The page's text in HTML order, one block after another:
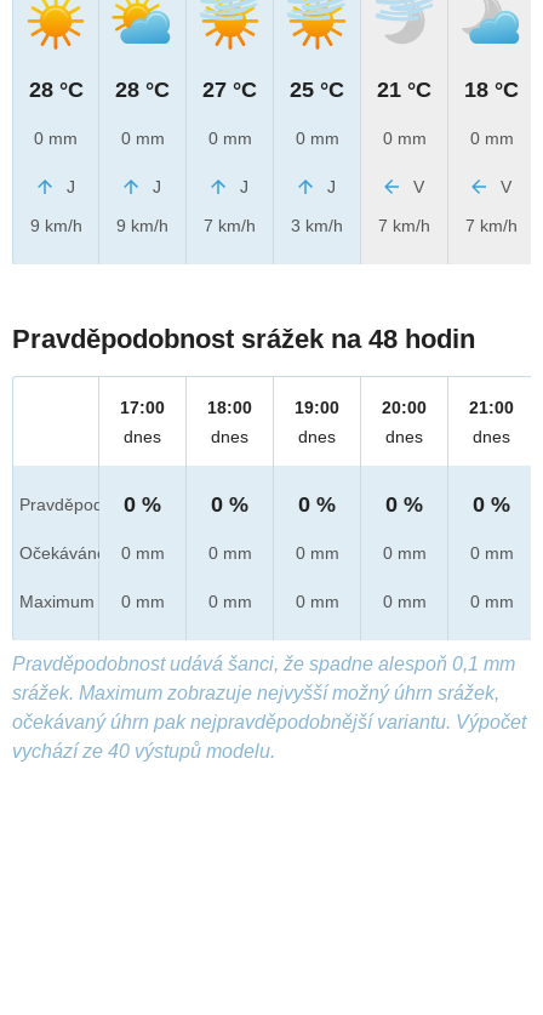
28 °C
0 mm
J
9 km/h
28 °C
0 mm
J
9 km/h
27 °C
0 mm
J
7 km/h
25 °C
0 mm
J
3 km/h
21 °C
0 mm
V
7 km/h
18 °C
0 mm
V
7 km/h
Pravděpodobnost srážek na 48 hodin
Pravděpod.
Očekáváno
Maximum
17:00
dnes
0 %
0 mm
0 mm
18:00
dnes
0 %
0 mm
0 mm
19:00
dnes
0 %
0 mm
0 mm
20:00
dnes
0 %
0 mm
0 mm
21:00
dnes
0 %
0 mm
0 mm
Pravděpodobnost udává šanci, že spadne alespoň 0,1 mm
srážek. Maximum zobrazuje nejvyšší možný úhrn srážek,
očekávaný úhrn pak nejpravděpodobnější variantu. Výpočet
vychází ze 40 výstupů modelu.